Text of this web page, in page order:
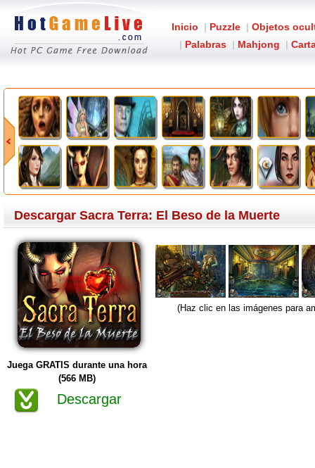
Inicio | Puzzle | Objetos
| Palabras | Mahjong |
Descargar Sacra Terra: El Beso de la Muerte
Juega GRATIS durante una hora
(566 MB)
Descargar
(Haz clic en las imágenes para